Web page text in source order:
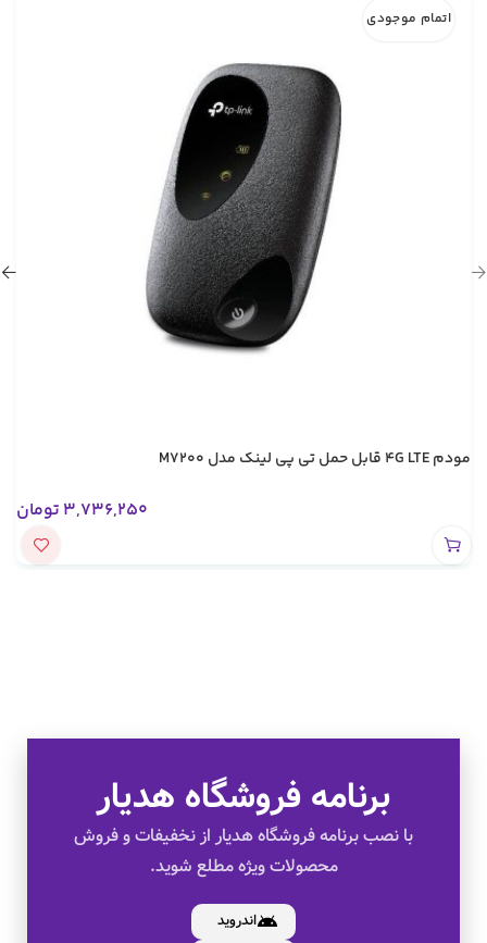
اتمام موجودی
مودم 4G LTE قابل حمل تی پی لینک مدل M7200
3,736,250 تومان
برنامه فروشگاه هدیار
با نصب برنامه فروشگاه هدیار از نخفیفات و فروش
محصولات ویژه مطلع شوید.
اندروید
تخفیف های ویژه
کالای اصل